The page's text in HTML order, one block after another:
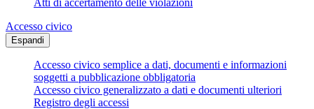
Accesso civico
Espandi
Accesso civico semplice a dati, documenti e informazioni
soggetti a pubblicazione obbligatoria
Accesso civico generalizzato a dati e documenti ulteriori
Registro degli accessi